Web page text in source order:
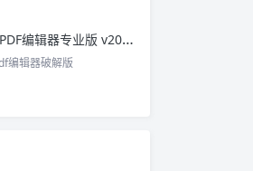
福昕高级PDF编辑器专业版 v2025 中文激活版
编辑器破解版